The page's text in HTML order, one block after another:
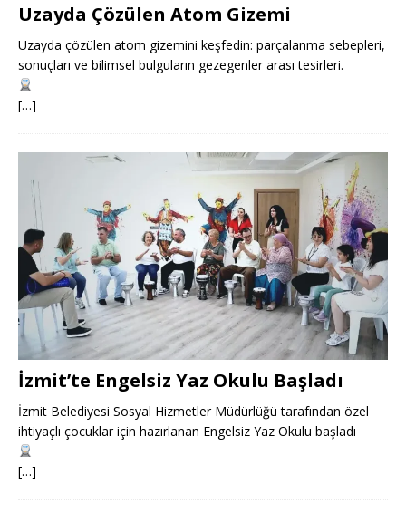
Uzayda Çözülen Atom Gizemi
Uzayda çözülen atom gizemini keşfedin: parçalanma sebepleri,
sonuçları ve bilimsel bulguların gezegenler arası tesirleri.
[…]
İzmit’te Engelsiz Yaz Okulu Başladı
İzmit Belediyesi Sosyal Hizmetler Müdürlüğü tarafından özel
ihtiyaçlı çocuklar için hazırlanan Engelsiz Yaz Okulu başladı
[…]